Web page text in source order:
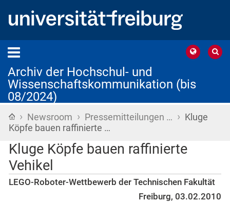
Archiv der Hochschul- und
Wissenschaftskommunikation (bis
08/2024)
Startseite
› Newsroom › Pressemitteilungen … › Kluge
Köpfe bauen raffinierte …
Kluge Köpfe bauen raffinierte
Vehikel
LEGO-Roboter-Wettbewerb der Technischen Fakultät
Freiburg, 03.02.2010